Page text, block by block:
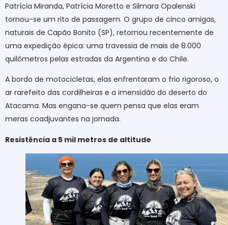
Patrícia Miranda, Patrícia Moretto e Silmara Opalenski
tornou-se um rito de passagem. O grupo de cinco amigas,
naturais de Capão Bonito (SP), retornou recentemente de
uma expedição épica: uma travessia de mais de 8.000
quilômetros pelas estradas da Argentina e do Chile.
A bordo de motocicletas, elas enfrentaram o frio rigoroso, o
ar rarefeito das cordilheiras e a imensidão do deserto do
Atacama. Mas engana-se quem pensa que elas eram
meras coadjuvantes na jornada.
Resistência a 5 mil metros de altitude